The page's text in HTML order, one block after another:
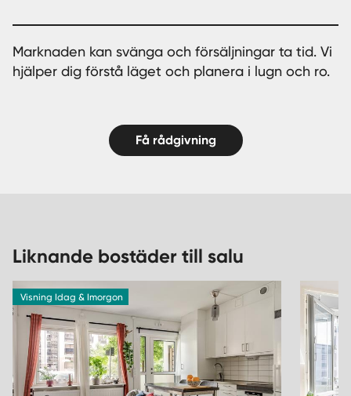
Marknaden kan svänga och försäljningar ta tid. Vi
hjälper dig förstå läget och planera i lugn och ro.
Få rådgivning
Liknande bostäder till salu
Visning Idag & Imorgon